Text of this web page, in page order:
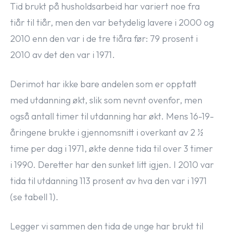
Tid brukt på husholdsarbeid har variert noe fra
tiår til tiår, men den var betydelig lavere i 2000 og
2010 enn den var i de tre tiåra før: 79 prosent i
2010 av det den var i 1971.
Derimot har ikke bare andelen som er opptatt
med utdanning økt, slik som nevnt ovenfor, men
også antall timer til utdanning har økt. Mens 16-19-
åringene brukte i gjennomsnitt i overkant av 2 ½
time per dag i 1971, økte denne tida til over 3 timer
i 1990. Deretter har den sunket litt igjen. I 2010 var
tida til utdanning 113 prosent av hva den var i 1971
(se tabell 1).
Legger vi sammen den tida de unge har brukt til